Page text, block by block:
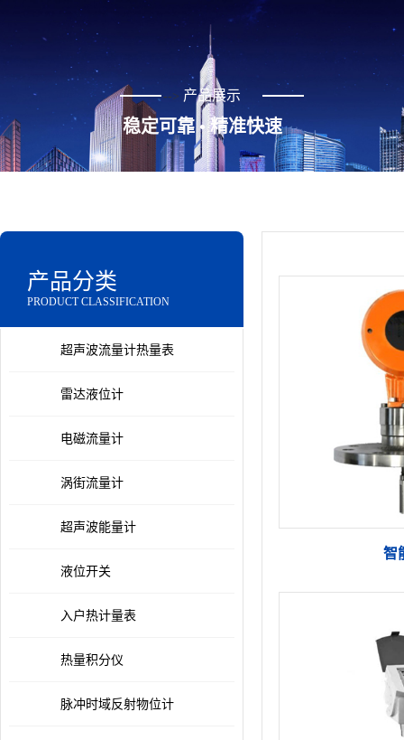
--> 产品展示
稳定可靠 • 精准快速
产品分类
PRODUCT CLASSIFICATION
超声波流量计热量表
雷达液位计
电磁流量计
涡街流量计
超声波能量计
液位开关
入户热计量表
热量积分仪
脉冲时域反射物位计
智